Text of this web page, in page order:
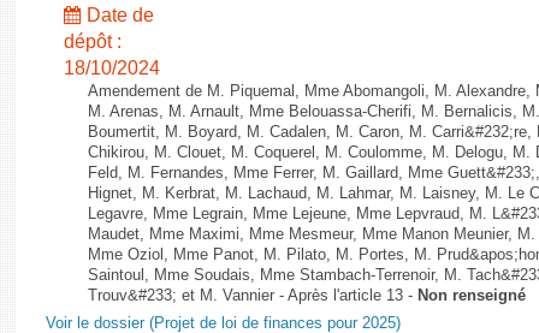
Date de
dépôt :
18/10/2024
Amendement de M. Piquemal, Mme Abomangoli, M.
M. Arenas, M. Arnault, Mme Belouassa-Cherifi, M. Bernalicis,
Boumertit, M. Boyard, M. Cadalen, M. Caron, M.
Chikirou, M. Clouet, M. Coquerel, M. Coulomme, M. Delogu, M.
Feld, M. Fernandes, Mme Ferrer, M. Gaillard, Mme
Hignet, M. Kerbrat, M. Lachaud, M. Lahmar, M. Laisney, M. Le
Legavre, Mme Legrain, Mme Lejeune, Mme Lepvraud, M.
Maudet, Mme Maximi, Mme Mesmeur, Mme Manon Meunier,
Mme Oziol, Mme Panot, M. Pilato, M. Portes, M.
Saintoul, Mme Soudais, Mme Stambach-Terrenoir, M.
Trouv&#233; et M. Vannier - Après l'article 13 - Non renseigné
Voir le dossier (Projet de loi de finances pour 2025)